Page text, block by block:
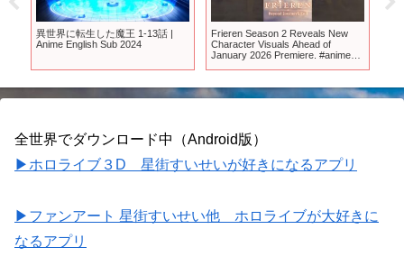
異世界に転生した魔王 1-13話 |
Anime English Sub 2024
Frieren Season 2 Reveals New
Character Visuals Ahead of
January 2026 Premiere. #anime
全世界でダウンロード中（Android版）
▶ホロライブ３D 星街すいせいが好きになるアプリ
▶ファンアート 星街すいせい他 ホロライブが大好きに
なるアプリ